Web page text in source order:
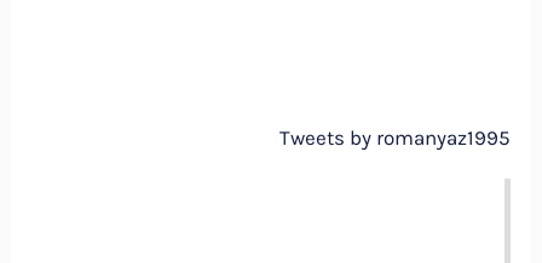
Tweets by romanyaz1995